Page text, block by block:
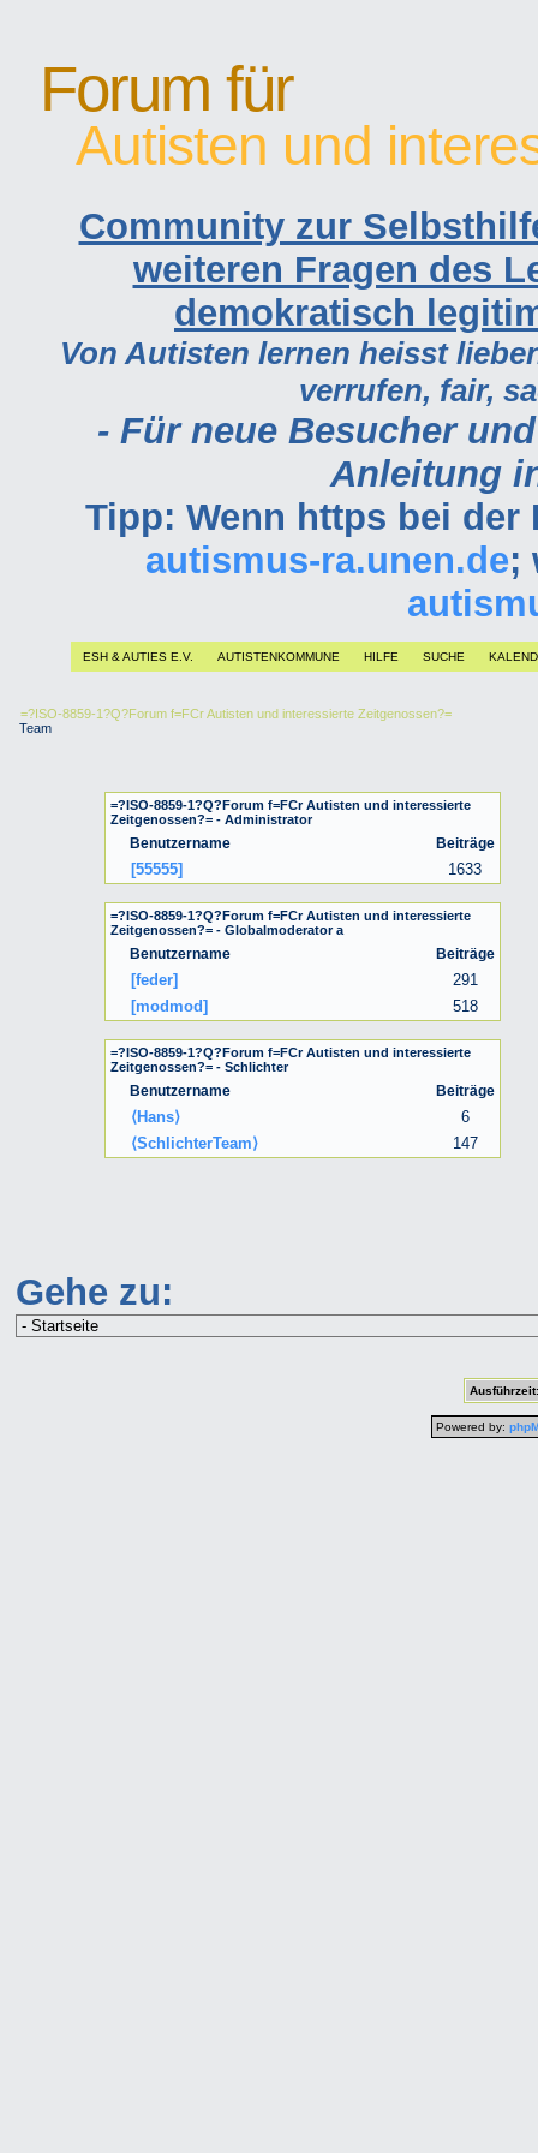
Forum für
Autisten und
Community zur
weiteren Fragen des
demokratisch
Von Autisten lernen heisst
verrufen, fair,
- Für neue Besucher
Anleitung
Tipp: Wenn https bei
autismus-ra.unen.de;
ESH & AUTIES E.V. AUTISTENKOMMUNE HILFE SUCHE
=?ISO-8859-1?Q?Forum f=FCr Autisten und interessierte Zeitgenossen?=
Team
=?ISO-8859-1?Q?Forum f=FCr Autisten und interessierte
Zeitgenossen?= - Administrator
Benutzername Beiträge
[55555] 1633
=?ISO-8859-1?Q?Forum f=FCr Autisten und interessierte
Zeitgenossen?= - Globalmoderator a
Benutzername Beiträge
[feder]
291
[modmod]
518
=?ISO-8859-1?Q?Forum f=FCr Autisten und interessierte
Zeitgenossen?= - Schlichter
Benutzername Beiträge
⟨Hans⟩
6
⟨SchlichterTeam⟩
147
Gehe zu:
Ausführzeit:
Powered by: